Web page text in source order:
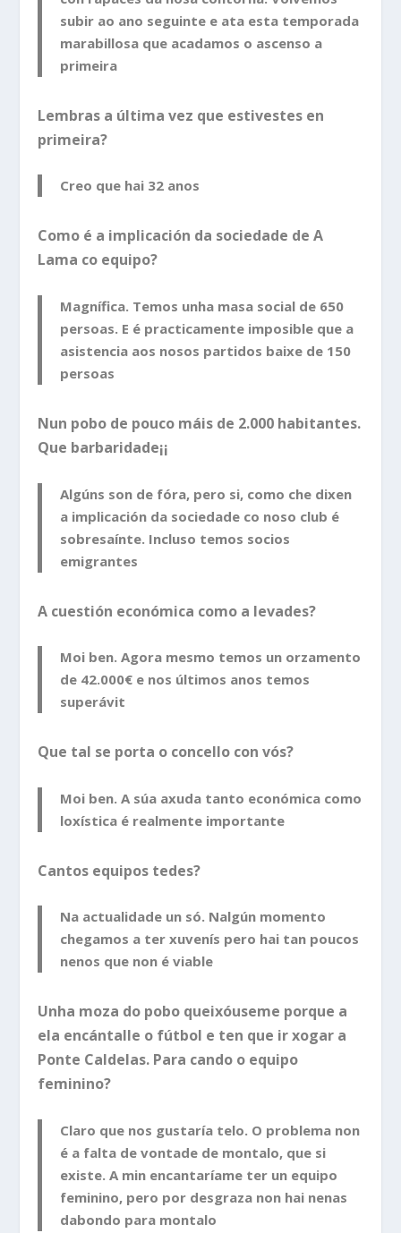
subir ao ano seguinte e ata esta temporada
marabillosa que acadamos o ascenso a
primeira
Lembras a última vez que estivestes en
primeira?
Creo que hai 32 anos
Como é a implicación da sociedade de A
Lama co equipo?
Magnífica. Temos unha masa social de 650
persoas. E é practicamente imposible que a
asistencia aos nosos partidos baixe de 150
persoas
Nun pobo de pouco máis de 2.000 habitantes.
Que barbaridade¡¡
Algúns son de fóra, pero si, como che dixen
a implicación da sociedade co noso club é
sobresaínte. Incluso temos socios
emigrantes
A cuestión económica como a levades?
Moi ben. Agora mesmo temos un orzamento
de 42.000€ e nos últimos anos temos
superávit
Que tal se porta o concello con vós?
Moi ben. A súa axuda tanto económica como
loxística é realmente importante
Cantos equipos tedes?
Na actualidade un só. Nalgún momento
chegamos a ter xuvenís pero hai tan poucos
nenos que non é viable
Unha moza do pobo queixóuseme porque a
ela encántalle o fútbol e ten que ir xogar a
Ponte Caldelas. Para cando o equipo
feminino?
Claro que nos gustaría telo. O problema non
é a falta de vontade de montalo, que si
existe. A min encantaríame ter un equipo
feminino, pero por desgraza non hai nenas
dabondo para montalo